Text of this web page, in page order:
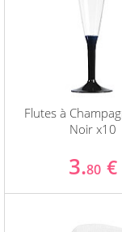
Flutes à
Noir x10
3.80 €